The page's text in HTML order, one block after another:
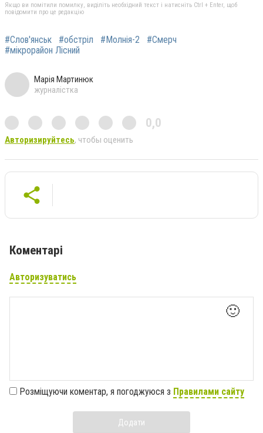
Якщо ви помітили помилку, виділіть необхідний текст і натисніть Ctrl + Enter, щоб
повідомити про це редакцію
#Слов'янськ #обстріл #Молнія-2
#Смерч
#мікрорайон Лісний
Марія Мартинюк
журналістка
0,0
Авторизируйтесь, чтобы оценить
Коментарі
Авторизуватись
🙂
Розміщуючи коментар, я погоджуюся з Правилами сайту
Додати